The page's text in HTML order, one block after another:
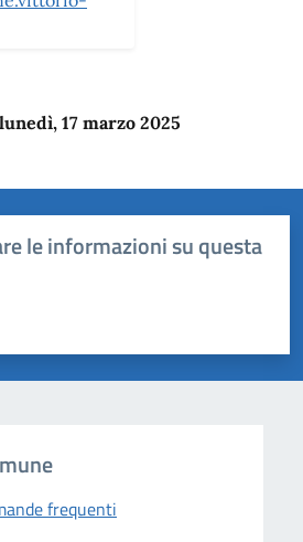
lunedì, 17 marzo 2025
le informazioni su questa
5 stelle su 5
su 5
su 5
frequenti